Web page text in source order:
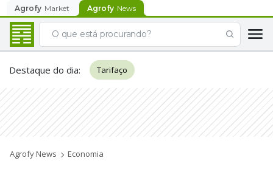
Agrofy Market Agrofy News
Destaque do dia: Tarifaço
Agrofy News Economia